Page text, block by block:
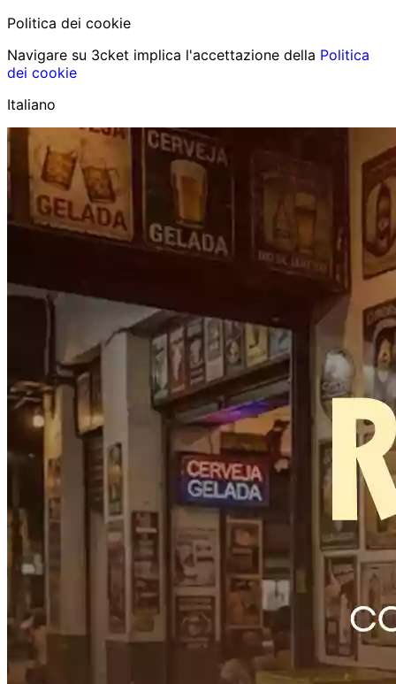
Politica dei cookie
Navigare su 3cket implica l'accettazione della Politica
dei cookie
Italiano